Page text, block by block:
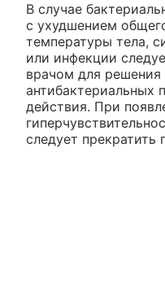
В случае
с ухудшением
температуры тела,
или инфекции
врачом для
антибактериальных
действия. При
следует прекратить